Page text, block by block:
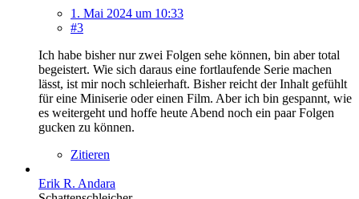
1. Mai 2024 um 10:33
#3
Ich habe bisher nur zwei Folgen sehe können, bin aber total
begeistert. Wie sich daraus eine fortlaufende Serie machen
lässt, ist mir noch schleierhaft. Bisher reicht der Inhalt gefühlt
für eine Miniserie oder einen Film. Aber ich bin gespannt, wie
es weitergeht und hoffe heute Abend noch ein paar Folgen
gucken zu können.
Zitieren
Erik R. Andara